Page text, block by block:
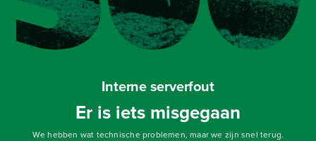
Interne serverfout
Er is iets misgegaan
We hebben wat technische problemen, maar we zijn snel terug.